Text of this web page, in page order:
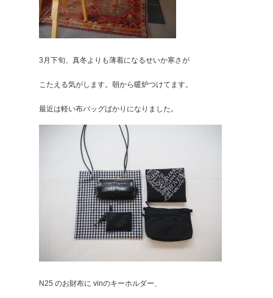
3月下旬、真冬よりも薄着になるせいか寒さが
こたえる気がします。朝から暖炉つけてます。
最近は軽い布バッグばかりになりました。
N25 のお財布に vinのキーホルダー、